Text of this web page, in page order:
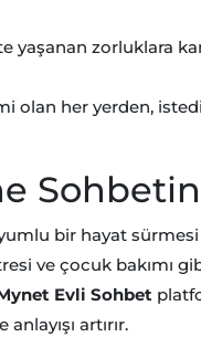
yaşanan zorluklara
olan her yerden,
bir hayat
ve çocuk bakımı
Evli Sohbet
artırır.